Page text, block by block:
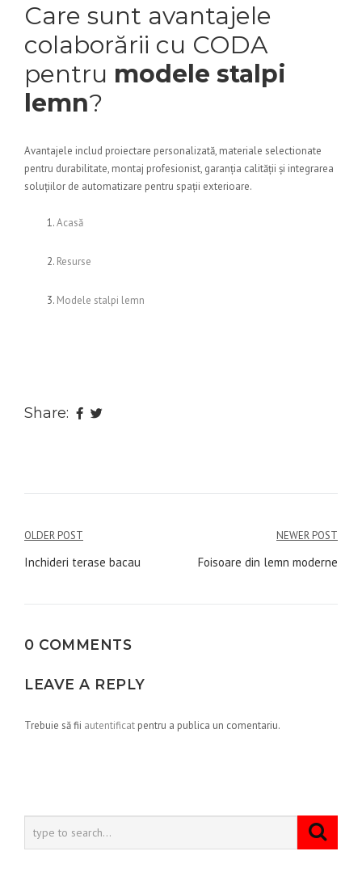
Care sunt avantajele
colaborării cu CODA
pentru modele stalpi
lemn?
Avantajele includ proiectare personalizată, materiale selectionate
pentru durabilitate, montaj profesionist, garanția calității și integrarea
soluțiilor de automatizare pentru spații exterioare.
Acasă
Resurse
Modele stalpi lemn
Share:
Navigare
în
OLDER POST
Inchideri terase bacau
NEWER POST
Foisoare din lemn moderne
0 COMMENTS
LEAVE A REPLY
Trebuie să fii autentificat pentru a publica un comentariu.